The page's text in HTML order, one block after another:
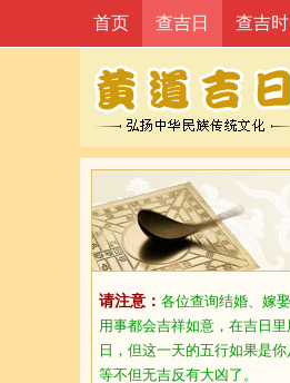
首页 查吉日 查吉时
请注意： 各位查询结婚、嫁
用事都会吉祥如意，在吉日
日，但这一天的五行如果是
等不但无吉反有大凶了。